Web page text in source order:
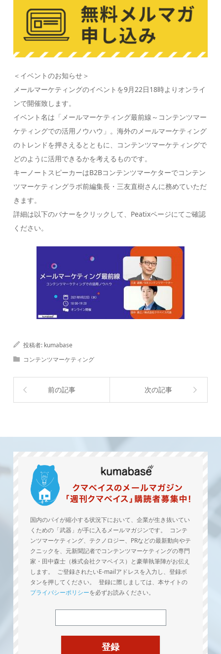
＜イベントのお知らせ＞
メールマーケティングのイベントを9月22日18時よりオンライ
ンで開催致します。
イベント名は「メールマーケティング最前線～コンテンツマー
ケティングでの活用ノウハウ」。海外のメールマーケティング
のトレンドを押さえるとともに、コンテンツマーケティングで
どのように活用できるかを考えるものです。
キーノートスピーカーはB2Bコンテンツマーケターでコンテン
ツマーケティングラボ前編集長・三友直樹さんに務めていただ
きます。
詳細は以下のバナーをクリックして、Peatixページにてご確認
ください。
投稿者: kumabase
コンテンツマーケティング
前の記事 次の記事
国内のパイが縮小する状況下において、企業が生き抜いてい
くための「武器」が手に入るメールマガジンです。 コンテ
ンツマーケティング、テクノロジー、PRなどの最新動向やテ
クニックを、元新聞記者でコンテンツマーケティングの専門
家・田中森士（株式会社クマベイス）と豪華執筆陣がお伝え
します。 ご登録されたいE-mailアドレスを入力し、登録ボ
タンを押してください。 登録に際しましては、本サイトの
プライバシーポリシーを必ずお読みください。